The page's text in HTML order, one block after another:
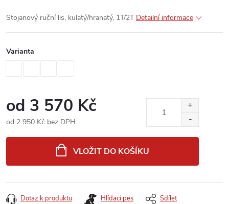
Stojanový ruční lis, kulatý/hranatý, 1T/2T Detailní informace
Varianta
od 3 570 Kč
od 2 950 Kč bez DPH
VLOŽIT DO KOŠÍKU
Dotaz k produktu Hlídací pes Sdílet